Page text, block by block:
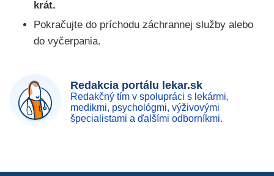
krát.
Pokračujte do príchodu záchrannej služby alebo
do vyčerpania.
Redakcia portálu lekar.sk
Redakčný tím v spolupráci s lekármi,
medikmi, psychológmi, výživovými
špecialistami a ďalšími odborníkmi.